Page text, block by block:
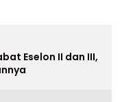
Eselon II dan III,